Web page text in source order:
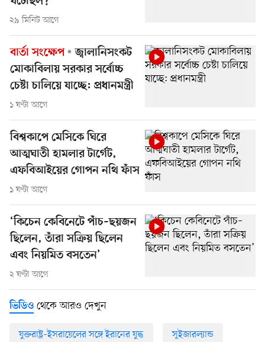
২৯ মিনিট আগে
বার্তা সংক্ষেপ
জ্বালানিসংকট
মোকাবিলায় সরকার সর্বোচ্চ
চেষ্টা চালিয়ে যাচ্ছে: প্রধানমন্ত্রী
১ ঘণ্টা আগে
বিশ্বকাপে মেসিকে ঘিরে
আত্মঘাতী হামলার টার্গেট,
এফবিআইয়ের গোপন নথি ফাঁস
১ ঘণ্টা আগে
‘কিচেন কেবিনেটে পাঁচ–ছয়জন
ছিলেন, তাঁরা সক্রিয় ছিলেন
এবং নিয়মিত বসতেন’
২ ঘণ্টা আগে
ভিডিও থেকে আরও দেখুন
যুক্তরাষ্ট্র–ইসরায়েলের সঙ্গে ইরানের যুদ্ধ সুইজারল্যান্ড